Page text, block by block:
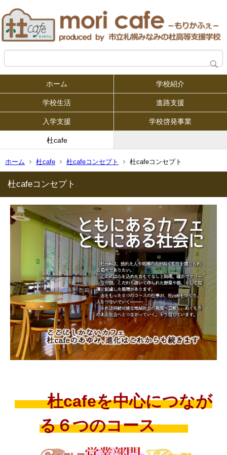
ホーム 学校紹介
学校生活 進路支援
入学支援 学校啓発事業
杜cafe
ホーム 杜cafe 杜cafeコンセプト 杜cafeコンセプト
杜cafeコンセプト
杜cafeを中心につなが
る６つのコース